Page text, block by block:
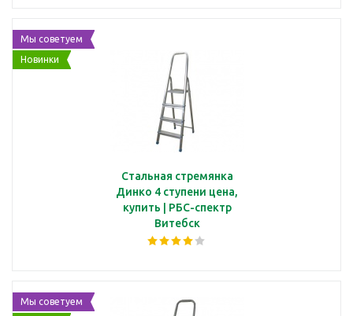
Мы советуем
Новинки
Стальная стремянка
Динко 4 ступени цена,
купить | РБС-спектр
Витебск
Мы советуем